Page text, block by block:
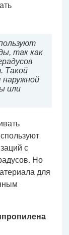
так как
Такой
наружной
или
с
Но
для